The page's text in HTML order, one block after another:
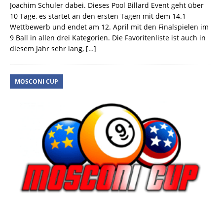
Joachim Schuler dabei. Dieses Pool Billard Event geht über
10 Tage, es startet an den ersten Tagen mit dem 14.1
Wettbewerb und endet am 12. April mit den Finalspielen im
9 Ball in allen drei Kategorien. Die Favoritenliste ist auch in
diesem Jahr sehr lang, […]
MOSCONI CUP